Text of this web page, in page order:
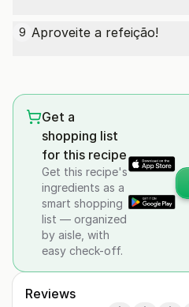
9 Aproveite a refeição!
Get a
shopping list
for this recipe
Get this recipe's
ingredients as a
smart shopping
list — organized
by aisle, with
easy check-off.
Reviews